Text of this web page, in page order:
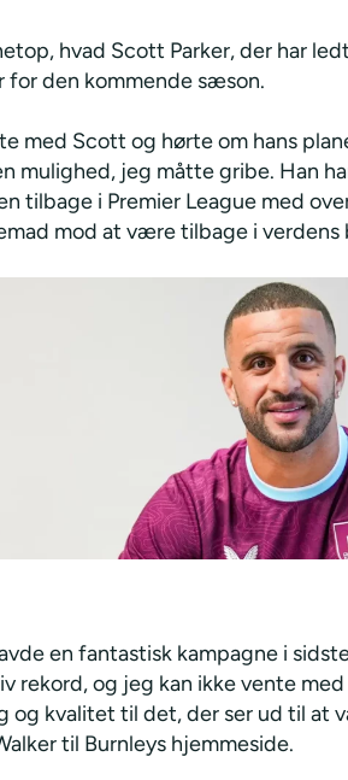
hvad Scott Parker, der har
for den kommende sæson.
med Scott og hørte om hans
mulighed, jeg måtte gribe. Han
tilbage i Premier League med
mod at være tilbage i verdens
en fantastisk kampagne i
rekord, og jeg kan ikke vente
og kvalitet til det, der ser ud til
til Burnleys hjemmeside.